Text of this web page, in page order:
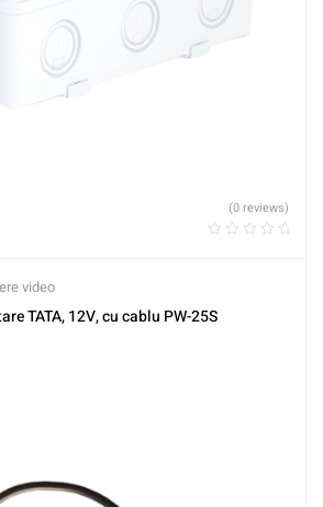
(0 reviews)
video
TATA, 12V, cu cablu PW-25S